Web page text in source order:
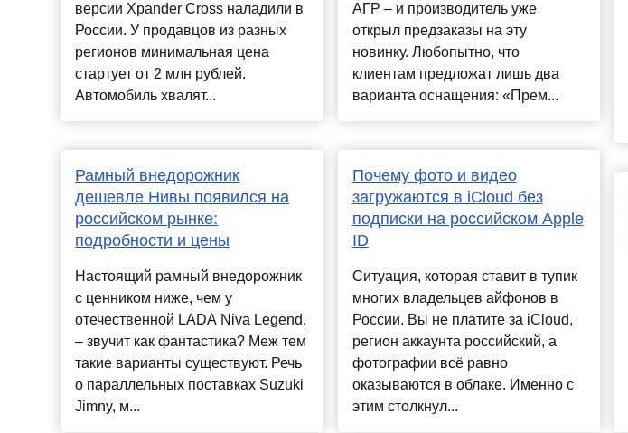
версии Xpander Cross наладили в
России. У продавцов из разных
регионов минимальная цена
стартует от 2 млн рублей.
Автомобиль хвалят...
Рамный внедорожник
дешевле Нивы появился на
российском рынке:
подробности и цены
Настоящий рамный внедорожник
с ценником ниже, чем у
отечественной LADA Niva Legend,
– звучит как фантастика? Меж тем
такие варианты существуют. Речь
о параллельных поставках Suzuki
Jimny, м...
АГР – и производитель уже
открыл предзаказы на эту
новинку. Любопытно, что
клиентам предложат лишь два
варианта оснащения: «Прем...
Почему фото и видео
загружаются в iCloud без
подписки на российском Apple
ID
Ситуация, которая ставит в тупик
многих владельцев айфонов в
России. Вы не платите за iCloud,
регион аккаунта российский, а
фотографии всё равно
оказываются в облаке. Именно с
этим столкнул...